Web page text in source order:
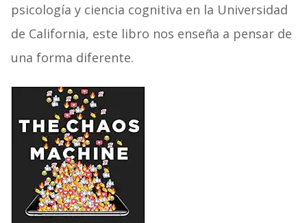
psicología y ciencia cognitiva en la Universidad
de California, este libro nos enseña a pensar de
una forma diferente.